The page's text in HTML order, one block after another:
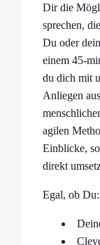
Dir die
sprechen,
Du oder
einem 45-
du dich mit
Anliegen
agilen
Einblicke,
direkt
Egal, ob Du: